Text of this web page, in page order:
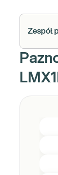
Zespół